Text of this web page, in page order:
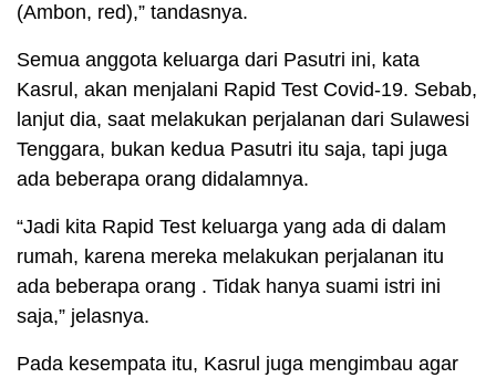
(Ambon, red),” tandasnya.
Semua anggota keluarga dari Pasutri ini, kata
Kasrul, akan menjalani Rapid Test Covid-19. Sebab,
lanjut dia, saat melakukan perjalanan dari Sulawesi
Tenggara, bukan kedua Pasutri itu saja, tapi juga
ada beberapa orang didalamnya.
“Jadi kita Rapid Test keluarga yang ada di dalam
rumah, karena mereka melakukan perjalanan itu
ada beberapa orang . Tidak hanya suami istri ini
saja,” jelasnya.
Pada kesempata itu, Kasrul juga mengimbau agar